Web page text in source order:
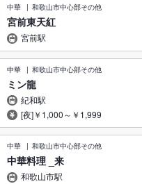
中華 和歌山市中心部その他
宮前東天紅
宮前駅
中華 和歌山市中心部その他
ミン龍
紀和駅
[夜]￥1,000～￥1,999
中華 和歌山市中心部その他
中華料理 _来
和歌山市駅